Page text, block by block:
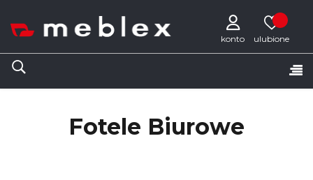
konto
☰
Fotele Biurowe